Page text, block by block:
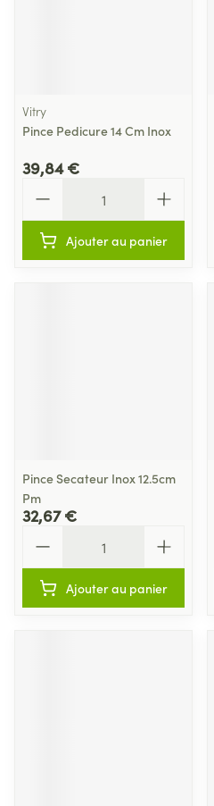
Vitry
Pince Pedicure 14 Cm Inox
39,84 €
Ajouter au panier
Pince Secateur Inox 12.5cm
Pm
32,67 €
Ajouter au panier